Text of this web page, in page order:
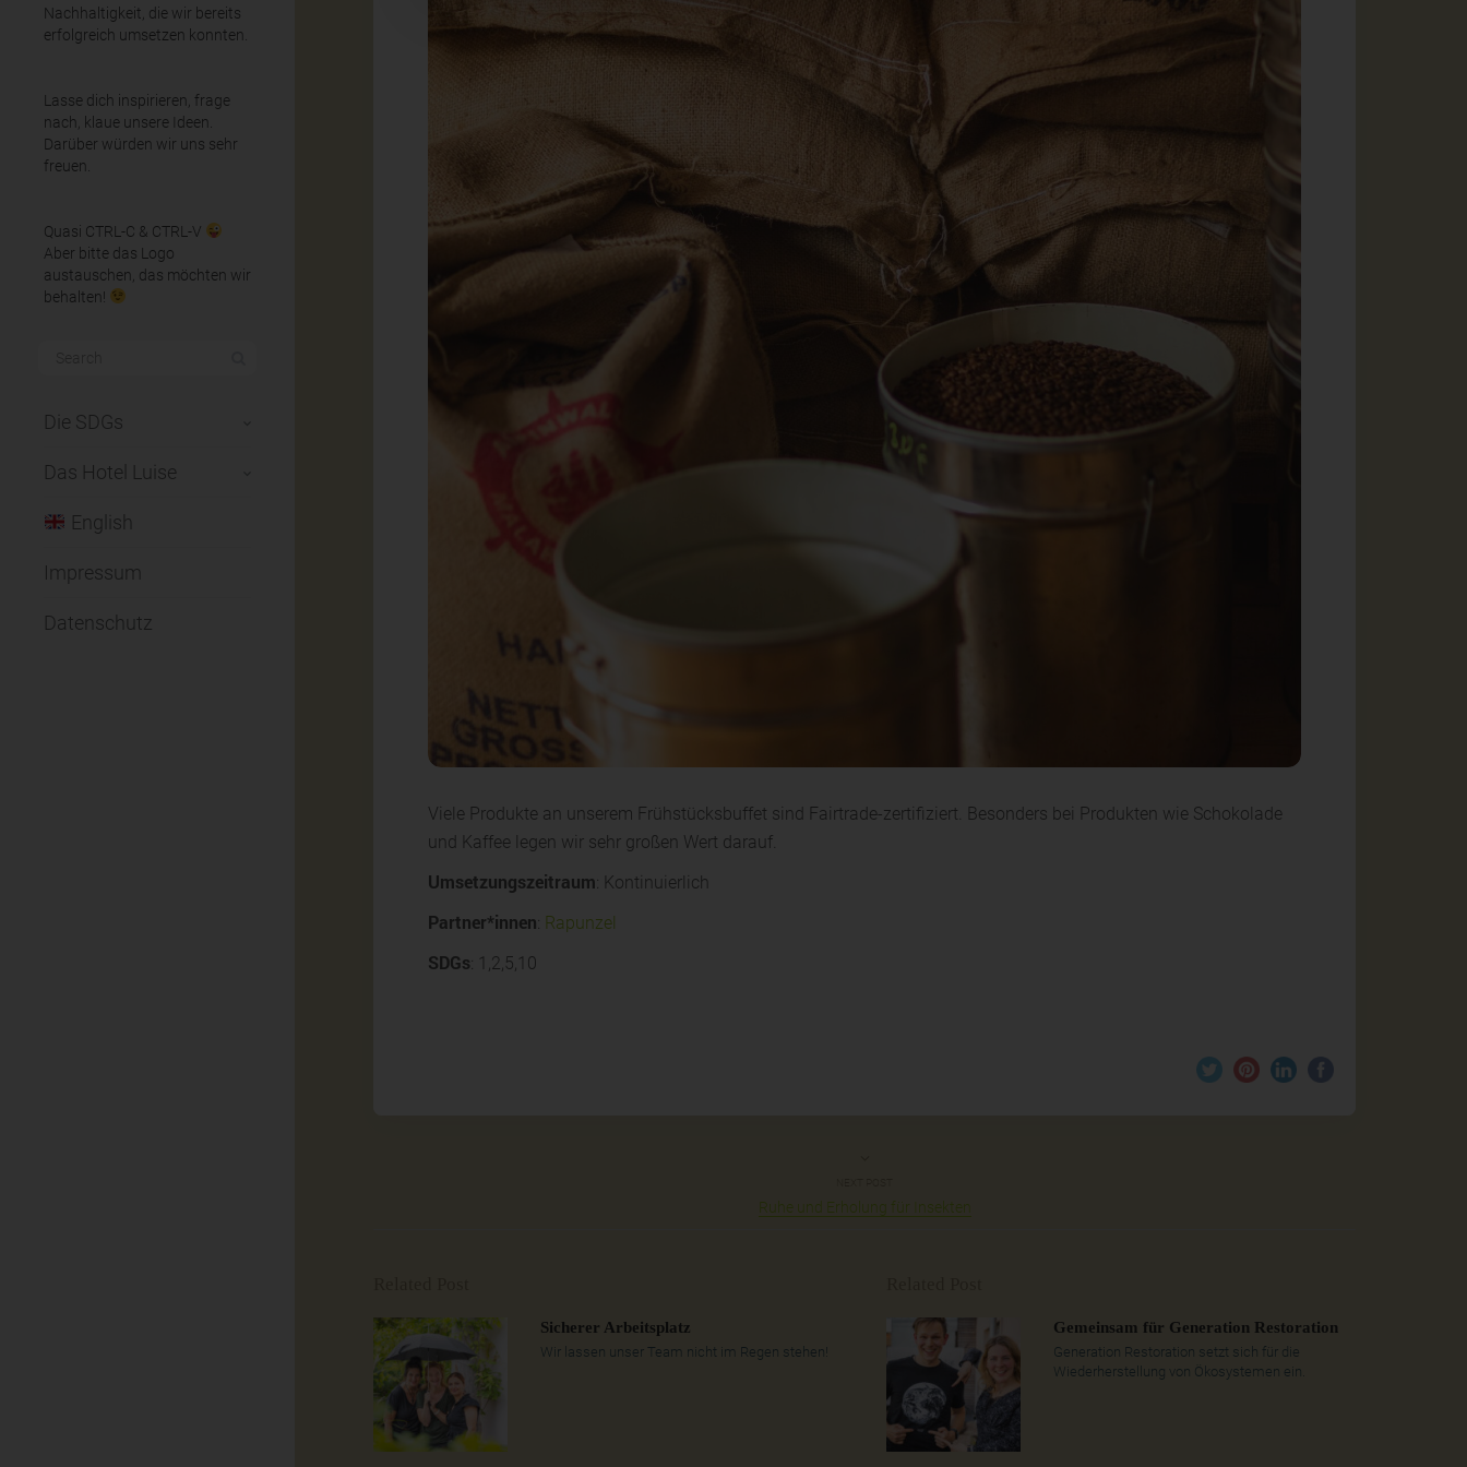
Nachhaltigkeit, die wir bereits
erfolgreich umsetzen konnten.
Lasse dich inspirieren, frage
nach, klaue unsere Ideen.
Darüber würden wir uns sehr
freuen.
Quasi CTRL-C & CTRL-V
Aber bitte das Logo
austauschen, das möchten wir
behalten!
Die SDGs
Das Hotel Luise
English
Impressum
Datenschutz
Viele Produkte an unserem Frühstücksbuffet sind Fairtrade-zertifiziert. Besonders bei Produkten wie Schokolade
und Kaffee legen wir sehr großen Wert darauf.
Umsetzungszeitraum: Kontinuierlich
Partner*innen: Rapunzel
SDGs: 1,2,5,10
Ruhe und Erholung für Insekten
Sicherer Arbeitsplatz
Wir lassen unser Team nicht im Regen stehen!
Gemeinsam für Generation Restoration
Generation Restoration setzt sich für die
Wiederherstellung von Ökosystemen ein.